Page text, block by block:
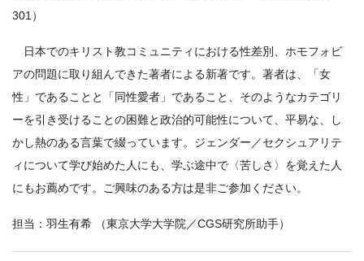
301）
日本でのキリスト教コミュニティにおける性差別、ホモフォビ
アの問題に取り組んできた著者による新著です。著者は、「女
性」であることと「同性愛者」であること、そのようなカテゴリ
ーを引き受けることの困難と政治的可能性について、平易な、し
かし熱のある言葉で綴っています。ジェンダー／セクシュアリテ
ィについて学び始めた人にも、学ぶ途中で〈苦しさ〉を覚えた人
にもお薦めです。ご興味のある方は是非ご参加ください。
担当：羽生有希 （東京大学大学院／CGS研究所助手）